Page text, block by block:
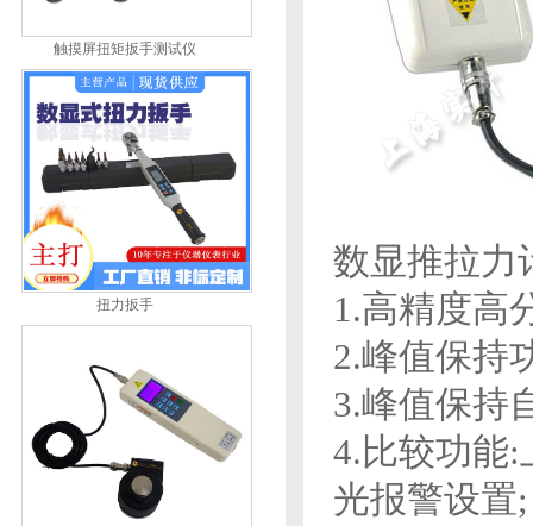
触摸屏扭矩扳手测试仪
扭力扳手
数显推拉力
1.高精度高
2.峰值保持
3.峰值保持
4.比较功能
光报警设置;